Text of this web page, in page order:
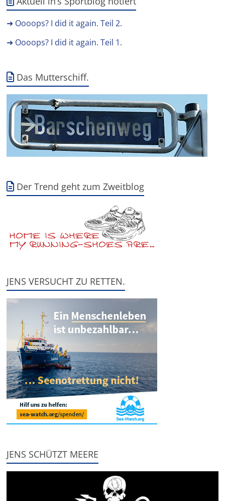
➜ Oooops? I did it again. Teil 2.
➜ Oooops? I did it again. Teil 1.
Das Mutterschiff.
Der Trend geht zum Zweitblog
JENS VERSUCHT ZU RETTEN.
JENS SCHÜTZT MEERE